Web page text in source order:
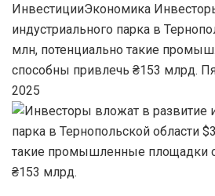
ИнвестицииЭкономика
индустриального парка в
млн, потенциально такие
способны привлечь ₴153 млрд.
2025